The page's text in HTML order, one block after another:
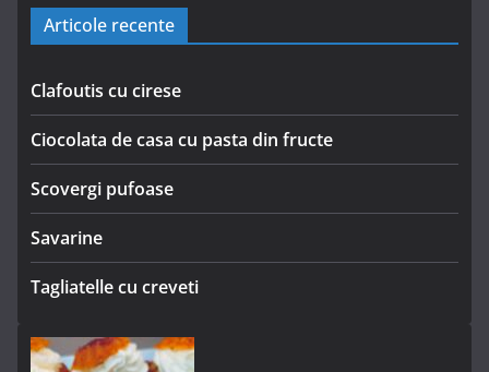
Articole recente
Clafoutis cu cirese
Ciocolata de casa cu pasta din fructe
Scovergi pufoase
Savarine
Tagliatelle cu creveti